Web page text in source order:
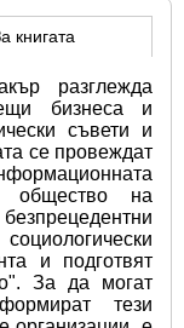
книгата
разглежда
бизнеса и
съвети и
се провеждат
общество на
и подготвят
За да могат
тези